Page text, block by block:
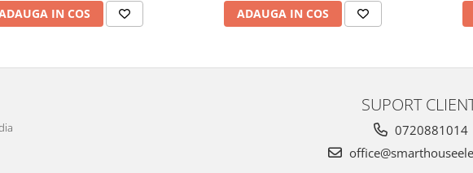
IN COS ADAUGA IN COS
SUPORT
0720881014